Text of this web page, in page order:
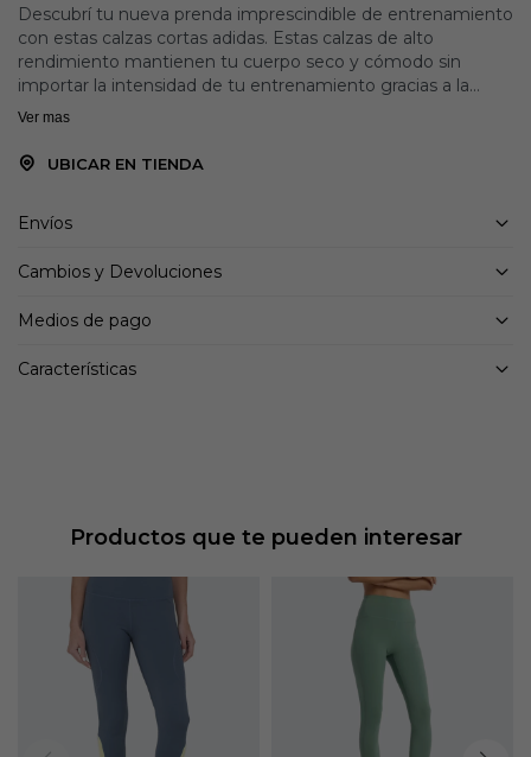
Descubrí tu nueva prenda imprescindible de entrenamiento
con estas calzas cortas adidas. Estas calzas de alto
rendimiento mantienen tu cuerpo seco y cómodo sin
importar la intensidad de tu entrenamiento gracias a la
tecnología AEROREADY. Un bolsillo escondido en el muslo
puedas correr, saltar y agacharte sin preocupaciones.
Ajuste ceñido con tiro alto
Material Principal: 85% Poliéster / 15% Elastano
AEROREADY
Diseño con menos costuras
Ver mas
UBICAR EN TIENDA
Envíos
Cambios y Devoluciones
Medios de pago
Características
Productos que te pueden interesar